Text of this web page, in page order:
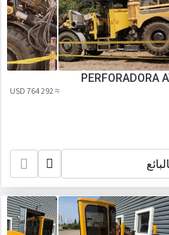
PERFORADORA
≈ 764 292 USD